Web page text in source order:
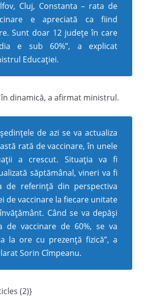
Cluj, Constanta – rata de
e apreciată ca fiind
Sunt doar 12 județe în care
e sub 60%”, a explicat
Educației.
dinamică, a afirmat ministrul.
de azi se va actualiza
rată de vaccinare, în unele
a crescut. Situația va fi
săptămânal, vineri va fi
de referință din perspectiva
de vaccinare la fiecare unitate
Când se va depăși
de vaccinare de 60%, se va
la ore cu prezență fizică”, a
Sorin Cîmpeanu.
(2)}